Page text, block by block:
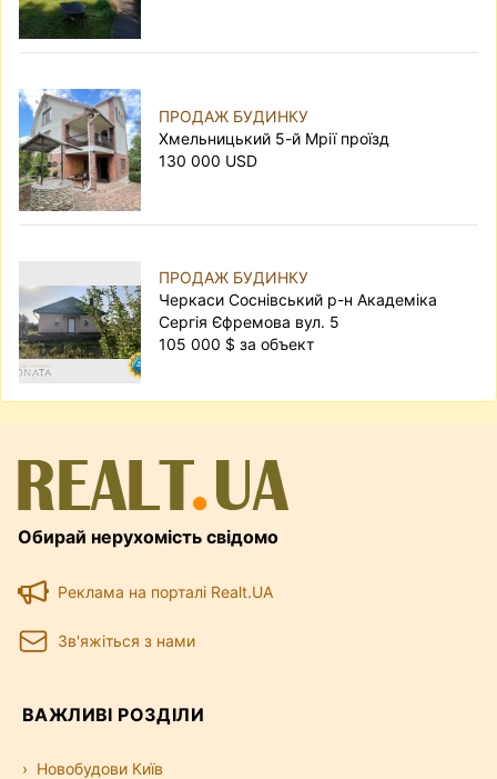
ПРОДАЖ БУДИНКУ
Хмельницький 5-й Мрії проїзд
130 000 USD
ПРОДАЖ БУДИНКУ
Черкаси Соснівський р-н Академіка
Сергія Єфремова вул. 5
105 000 $ за объект
Обирай нерухомість свідомо
Реклама на порталі Realt.UA
Зв'яжіться з нами
ВАЖЛИВІ РОЗДІЛИ
Новобудови Київ